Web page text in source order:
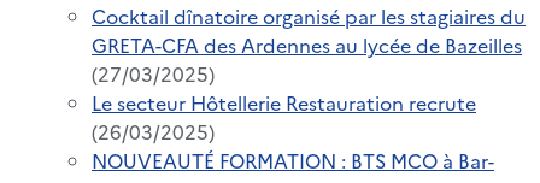
Cocktail dînatoire organisé par les stagiaires du
GRETA-CFA des Ardennes au lycée de Bazeilles
(27/03/2025)
Le secteur Hôtellerie Restauration recrute
(26/03/2025)
NOUVEAUTÉ FORMATION : BTS MCO à Bar-